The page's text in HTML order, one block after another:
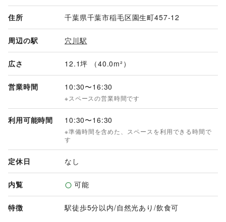
住所 千葉県千葉市稲毛区園生町457-12
周辺の駅 穴川駅
広さ 12.1坪 （40.0m²）
営業時間 10:30〜16:30
※スペースの営業時間です
利用可能時間 10:30〜16:30
※準備時間を含めた、スペースを利用できる時間で
す
定休日 なし
内覧 可能
特徴 駅徒歩5分以内/自然光あり /飲食可